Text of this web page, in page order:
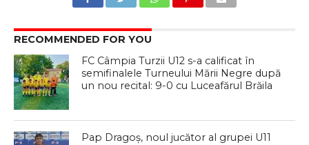
RECOMMENDED FOR YOU
FC Câmpia Turzii U12 s-a calificat în
semifinalele Turneului Mării Negre după
un nou recital: 9-0 cu Luceafărul Brăila
Pap Dragoș, noul jucător al grupei U11